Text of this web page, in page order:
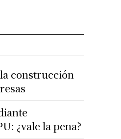
construcción
¿vale la pena?